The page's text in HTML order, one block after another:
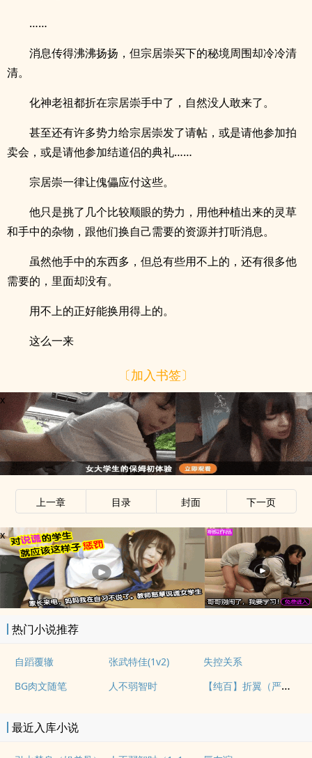
……
消息传得沸沸扬扬，但宗居崇买下的秘境周围却冷冷清
清。
化神老祖都折在宗居崇手中了，自然没人敢来了。
甚至还有许多势力给宗居崇发了请帖，或是请他参加拍
卖会，或是请他参加结道侣的典礼……
宗居崇一律让傀儡应付这些。
他只是挑了几个比较顺眼的势力，用他种植出来的灵草
和手中的杂物，跟他们换自己需要的资源并打听消息。
虽然他手中的东西多，但总有些用不上的，还有很多他
需要的，里面却没有。
用不上的正好能换用得上的。
这么一来
〔加入书签〕
x
上一章 目录 封面 下一页
x
热门小说推荐
自蹈覆辙 张武特佳(1v2)
失控关系
BG肉文随笔
人不弱智时 【纯百】折翼（严厉上司是小鸟）
最近入库小说